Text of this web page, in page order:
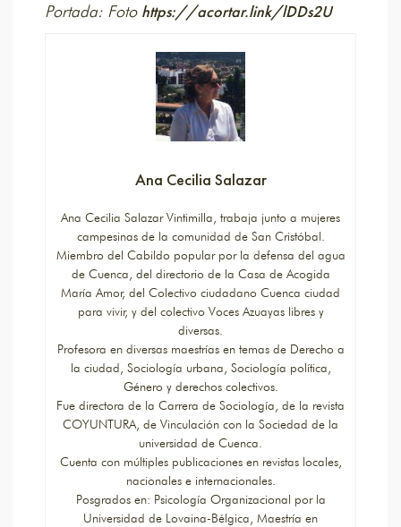
Portada: Foto https://acortar.link/lDDs2U
Ana Cecilia Salazar
Ana Cecilia Salazar Vintimilla, trabaja junto a mujeres
campesinas de la comunidad de San Cristóbal.
Miembro del Cabildo popular por la defensa del agua
de Cuenca, del directorio de la Casa de Acogida
María Amor, del Colectivo ciudadano Cuenca ciudad
para vivir, y del colectivo Voces Azuayas libres y
diversas.
Profesora en diversas maestrías en temas de Derecho a
la ciudad, Sociología urbana, Sociología política,
Género y derechos colectivos.
Fue directora de la Carrera de Sociología, de la revista
COYUNTURA, de Vinculación con la Sociedad de la
universidad de Cuenca.
Cuenta con múltiples publicaciones en revistas locales,
nacionales e internacionales.
Posgrados en: Psicología Organizacional por la
Universidad de Lovaina-Bélgica, Maestría en